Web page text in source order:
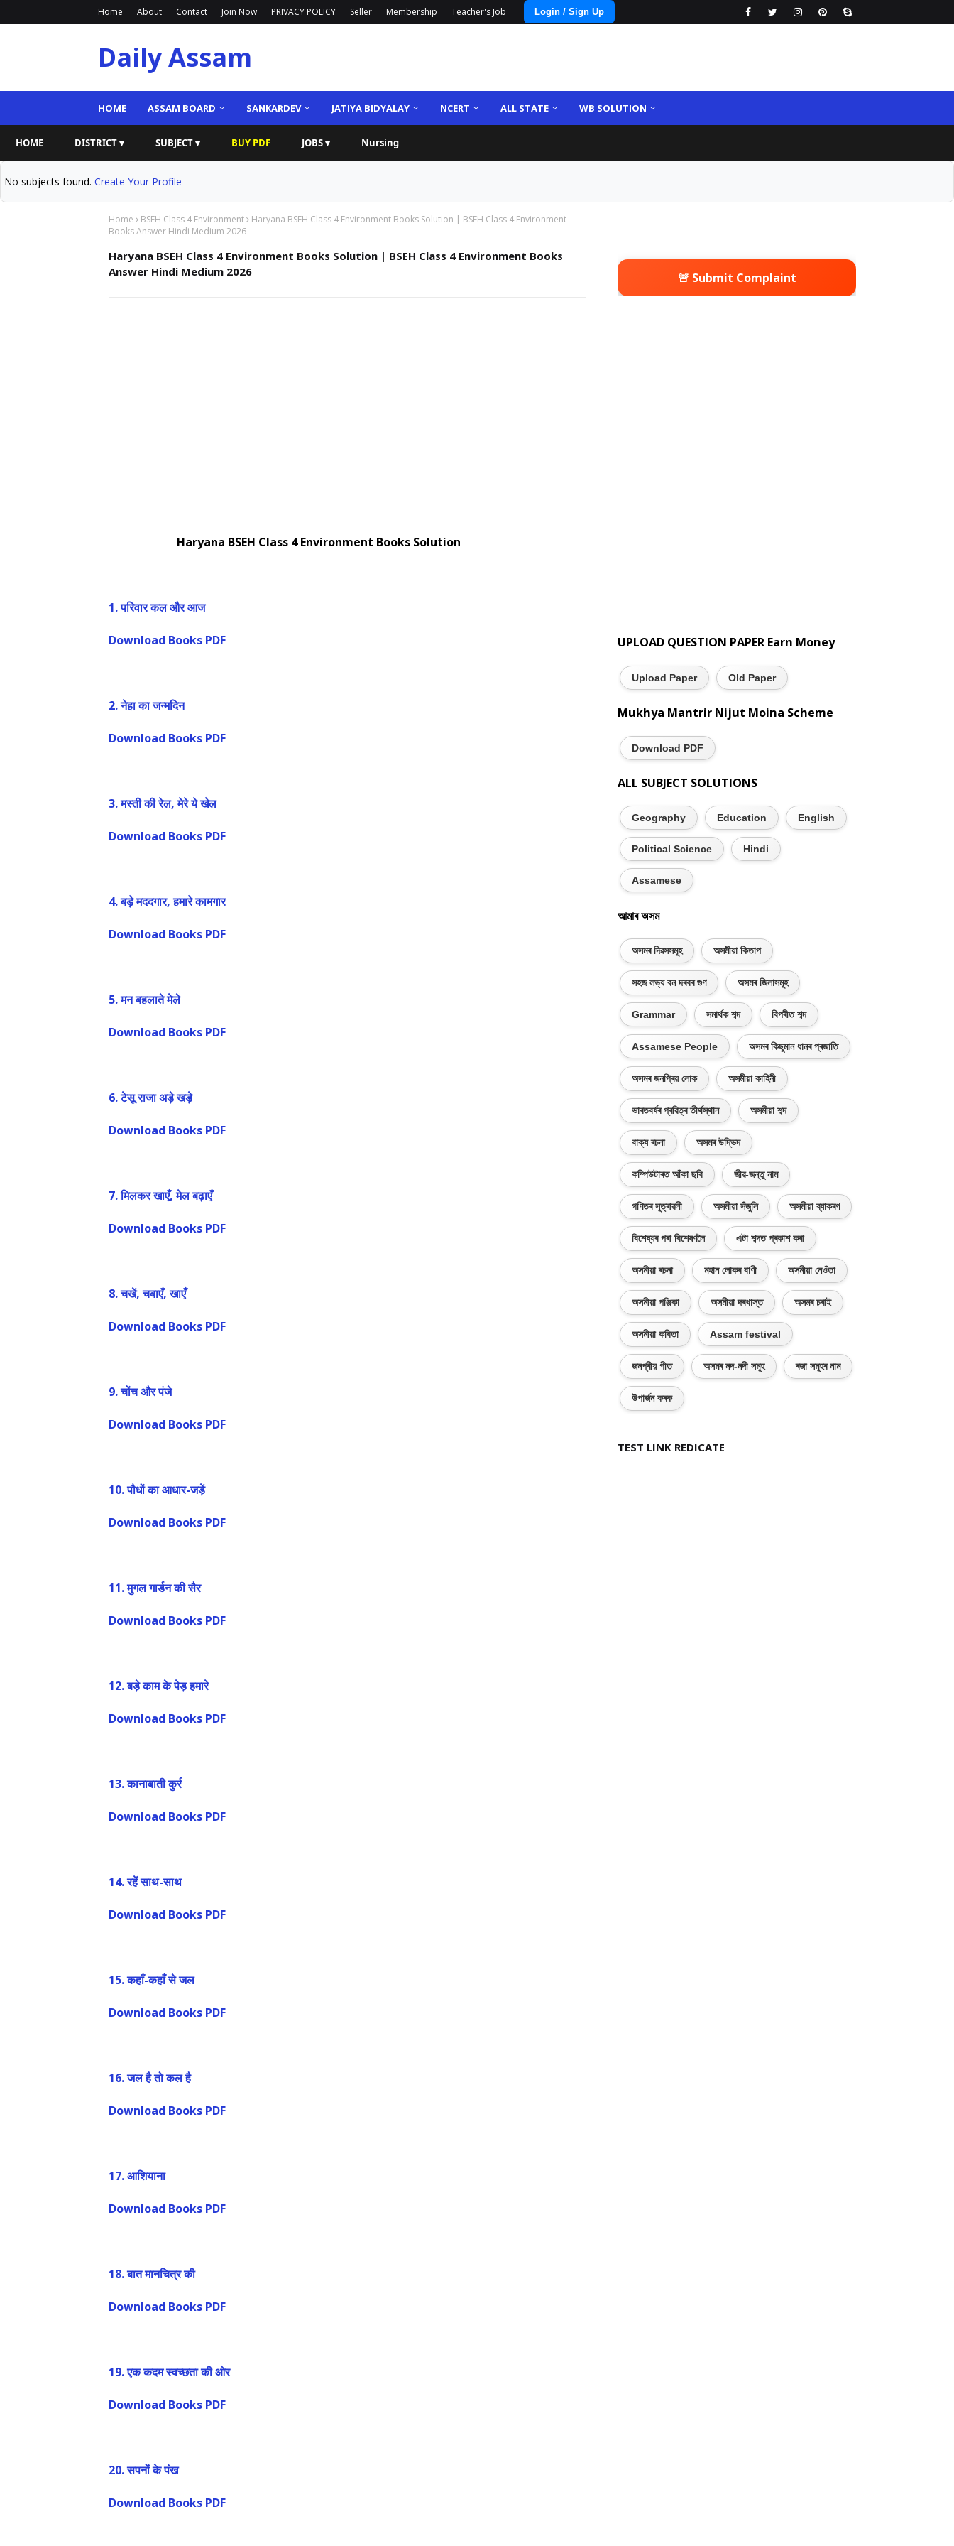
Home About Contact Join Now PRIVACY POLICY Seller Membership Teacher's Job Login / Sign Up
Daily Assam
HOME ASSAM BOARD SANKARDEV JATIYA BIDYALAY NCERT ALL STATE WB SOLUTION
HOME DISTRICT ▾ SUBJECT ▾ BUY PDF JOBS ▾ Nursing
No subjects found. Create Your Profile
Home BSEH Class 4 Environment
Haryana BSEH Class 4 Environment Books Solution | BSEH Class 4 Environment
Books Answer Hindi Medium 2026
Haryana BSEH Class 4 Environment Books Solution | BSEH Class 4 Environment Books
Answer Hindi Medium 2026
Haryana BSEH Class 4 Environment Books Solution
1.परिवार कल और आज
Download Books PDF
2.नेहा का जन्मदिन
Download Books PDF
3.मस्ती की रेल, मेरे ये खेल
Download Books PDF
4.बड़े मददगार, हमारे कामगार
Download Books PDF
5.मन बहलाते मेले
Download Books PDF
6.टेसू राजा अड़े खड़े
Download Books PDF
7.मिलकर खाएँ, मेल बढ़ाएँ
Download Books PDF
8.चखें, चबाएँ, खाएँ
Download Books PDF
9.चोंच और पंजे
Download Books PDF
10.पौधों का आधार-जड़ें
Download Books PDF
11.मुगल गार्डन की सैर
Download Books PDF
12.बड़े काम के पेड़ हमारे
Download Books PDF
13.कानाबाती कुर्र
Download Books PDF
14.रहें साथ-साथ
Download Books PDF
15.कहाँ-कहाँ से जल
Download Books PDF
16.जल है तो कल है
Download Books PDF
17.आशियाना
Download Books PDF
18.बात मानचित्र की
Download Books PDF
19.एक कदम स्वच्छता की ओर
Download Books PDF
20.सपनों के पंख
Download Books PDF
🚨 Submit Complaint
UPLOAD QUESTION PAPER Earn Money
Upload Paper Old Paper
Mukhya Mantrir Nijut Moina Scheme
Download PDF
ALL SUBJECT SOLUTIONS
Geography Education English
Political Science Hindi
Assamese
আমাৰ অসম
অসমৰ দিৱসসমূহ অসমীয়া কিতাপ
সহজ লভ্য বন দৰবৰ গুণ অসমৰ জিলাসমূহ
Grammar সমাৰ্থক শব্দ বিপৰীত শব্দ
Assamese People অসমৰ কিছুমান ধানৰ প্ৰজাতি
অসমৰ জনপ্ৰিয় লোক অসমীয়া কাহিনী
ভাৰতবৰ্ষৰ প্ৰৱিত্ৰ তীৰ্থস্থান অসমীয়া শব্দ
বাক্য ৰচনা অসমৰ উদ্ভিদ
কম্পিউটাৰত আঁকা ছবি জীৱ-জন্তু নাম
গণিতৰ সূত্ৰাৱলী অসমীয়া সঁজুলি অসমীয়া ব্যাকৰণ
বিশেষ্যৰ পৰা বিশেষণলৈ এটা শব্দত প্ৰকাশ কৰা
অসমীয়া ৰচনা মহান লোকৰ বাণী অসমীয়া নেওঁতা
অসমীয়া পঞ্জিকা অসমীয়া দৰখাস্ত অসমৰ চৰাই
অসমীয়া কবিতা Assam festival
জনপ্ৰীয় গীত অসমৰ নদ-নদী সমূহ ৰজা সমূহৰ নাম
উপাৰ্জন কৰক
TEST LINK REDICATE